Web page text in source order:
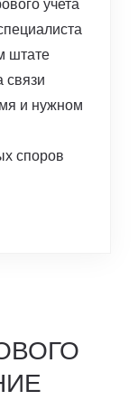
учета
штате
связи
и нужном
споров